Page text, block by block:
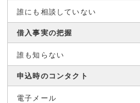
誰にも相談していない
借入事実の把握
誰も知らない
申込時のコンタクト
電子メール